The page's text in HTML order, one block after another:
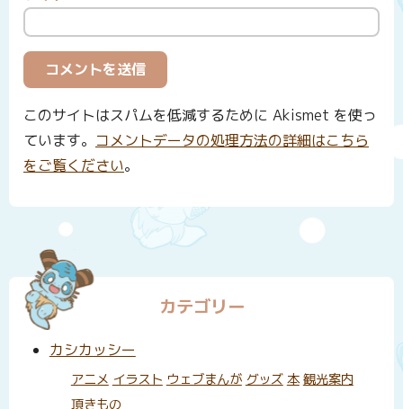
このサイトはスパムを低減するために Akismet を使っ
ています。 コメントデータの処理方法の詳細はこちら
をご覧ください。
カテゴリー
カシカッシー
アニメ イラスト ウェブまんが グッズ 本 観光案内
頂きもの